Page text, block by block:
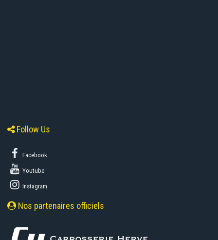
Follow Us
Facebook
Youtube
Instagram
Nos partenaires officiels